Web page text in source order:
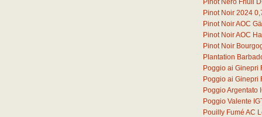
Pinot Nero Friuli
Pinot Noir 2024
Pinot Noir AOC
Pinot Noir AOC
Pinot Noir
Plantation
Poggio ai Ginepri
Poggio ai Ginepri
Poggio Argentato
Poggio Valente
Pouilly Fumé AC